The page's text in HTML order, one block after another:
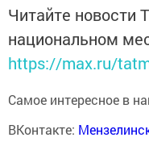
Читайте новости
национальном
https://max.ru/
Самое интересное в
ВКонтакте: